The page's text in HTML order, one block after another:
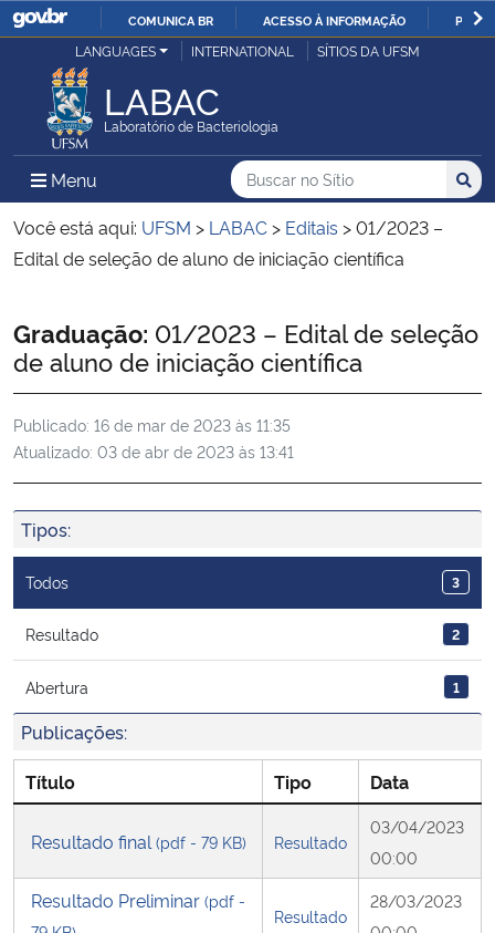
IR
COMUNICA BR ACESSO À INFORMAÇÃO
Ministério da Justiça e Segurança Pública
Ministério da Defesa
Ministério das Relações Exteriores
Ministério da Infraestrutura
Ministério da Agricultura, Pecuária e Abastecimento
Ministério da Educação
Ministério da Cidadania
Ministério da Saúde
Ministério de Minas e Energia
Ministério da Ciência, Tecnologia, Inovações e Comunicações
Ministério do Meio Ambiente
Ministério do Turismo
Controladoria-Geral da União
LANGUAGES INTERNATIONAL SÍTIOS DA UFSM
LABAC
Laboratório de Bacteriologia
Menu Menu Principal do Sítio
Busca
Buscar no no Sítio
Busca:
Você está aqui: UFSM > LABAC > Editais >01/2023 –
Edital de seleção de aluno de iniciação científica
Início do conteúdo
Graduação: 01/2023 – Edital de seleção
de aluno de iniciação científica
Publicado: 16 de mar de 2023 às 11:35
Atualizado: 03 de abr de 2023 às 13:41
Tipos:
Todos 3
Resultado 2
Abertura 1
Publicações:
Título Tipo Data
Resultado final (pdf - 79 KB) Resultado
03/04/2023
00:00
Resultado Preliminar (pdf -
Resultado
28/03/2023